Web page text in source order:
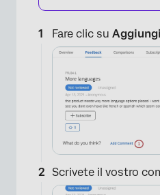
Fare clic su
Scrivete il vostro